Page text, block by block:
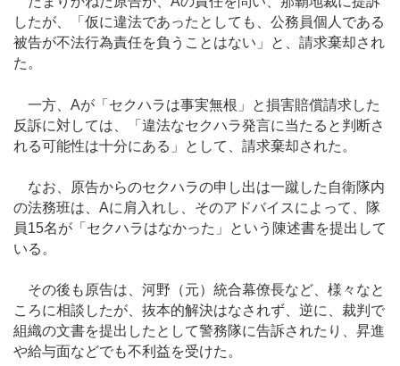
したが、「仮に違法であったとしても、公務員個人である
被告が不法行為責任を負うことはない」と、請求棄却され
た。
一方、Aが「セクハラは事実無根」と損害賠償請求した
反訴に対しては、「違法なセクハラ発言に当たると判断さ
れる可能性は十分にある」として、請求棄却された。
なお、原告からのセクハラの申し出は一蹴した自衛隊内
の法務班は、Aに肩入れし、そのアドバイスによって、隊
員15名が「セクハラはなかった」という陳述書を提出して
いる。
その後も原告は、河野（元）統合幕僚長など、様々なと
ころに相談したが、抜本的解決はなされず、逆に、裁判で
組織の文書を提出したとして警務隊に告訴されたり、昇進
や給与面などでも不利益を受けた。